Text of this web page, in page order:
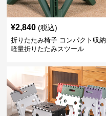
¥2,840 (税込)
折りたたみ椅子 コンパクト収納
軽量折りたたみスツール